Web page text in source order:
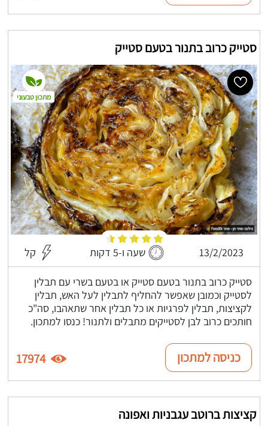
סטייק כרוב בתנור בטעם סטייק
13/2/2023 שעה ו-5 דקות קל
סטייק כרוב בתנור בטעם סטייק או בטעם בשרי עם תבלין
לסטייק וכמובן שאפשר להחליף לתבלין לעל האש, תבלין
לקציצות, תבלין לפרגיות או כל תבלין אחר שתאהבו, סה"כ
חותכים כרוב לבן לסטייקים מתבלים ולתנור! כנסו למתכון.
מתכון טבעוני
כניסה למתכון 17974
קציצות ברוטב עגבניות ואפונה